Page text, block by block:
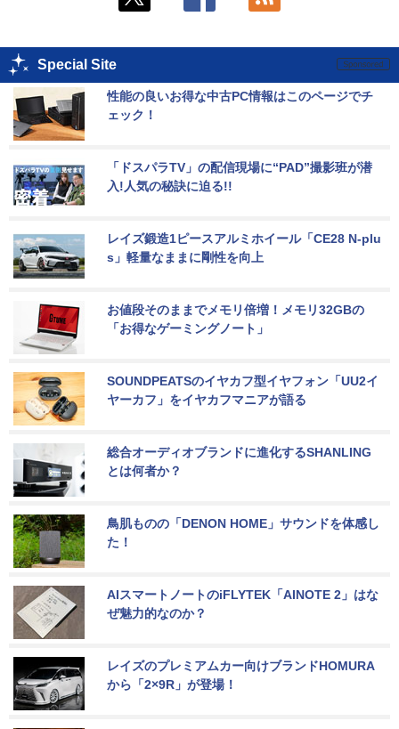
Special Site
性能の良いお得な中古PC情報はこのページでチ
ェック！
「ドスパラTV」の配信現場に“PAD”撮影班が潜
入!人気の秘訣に迫る!!
レイズ鍛造1ピースアルミホイール「CE28 N-plu
s」軽量なままに剛性を向上
お値段そのままでメモリ倍増！メモリ32GBの
「お得なゲーミングノート」
SOUNDPEATSのイヤカフ型イヤフォン「UU2イ
ヤーカフ」をイヤカフマニアが語る
総合オーディオブランドに進化するSHANLING
とは何者か？
鳥肌ものの「DENON HOME」サウンドを体感し
た！
AIスマートノートのiFLYTEK「AINOTE 2」はな
ぜ魅力的なのか？
レイズのプレミアムカー向けブランドHOMURA
から「2×9R」が登場！